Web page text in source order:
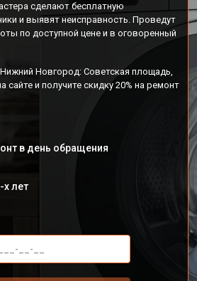
сделают бесплатную
и выявят неисправность. Проведут
по доступной цене и в оговоренный
Новгород: Советская площадь,
сайте и получите скидку 20% на ремонт
в день обращения
х лет